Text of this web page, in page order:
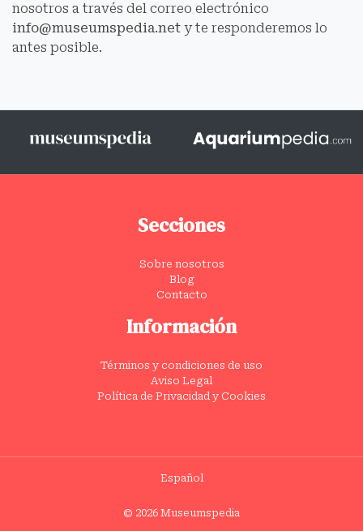
nosotros a través del correo electrónico
info@museumspedia.net y te responderemos lo
antes posible.
Secciones
Sobre nosotros
Blog
Contacto
Información
Términos y condiciones de uso
Aviso Legal
Política de Privacidad y Cookies
Español
© 2026 Museumspedia